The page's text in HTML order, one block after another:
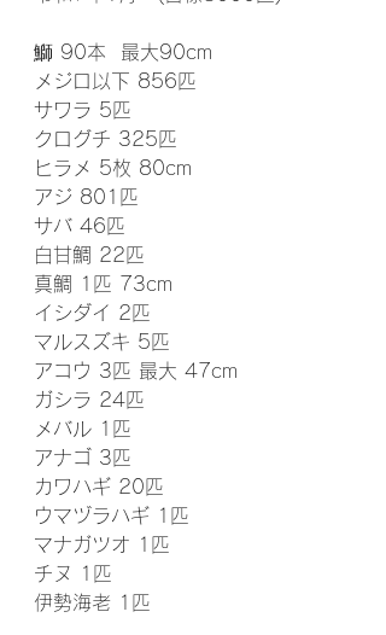
鰤 90本  最大90cm
メジロ以下 856匹
サワラ 5匹
クログチ 325匹
ヒラメ 5枚 80cm
アジ 801匹
サバ 46匹
白甘鯛 22匹
真鯛 1匹 73cm
イシダイ 2匹
マルスズキ 5匹
アコウ 3匹 最大 47cm
ガシラ 24匹
メバル 1匹
アナゴ 3匹
カワハギ 20匹
ウマヅラハギ 1匹
マナガツオ 1匹
チヌ 1匹
伊勢海老 1匹